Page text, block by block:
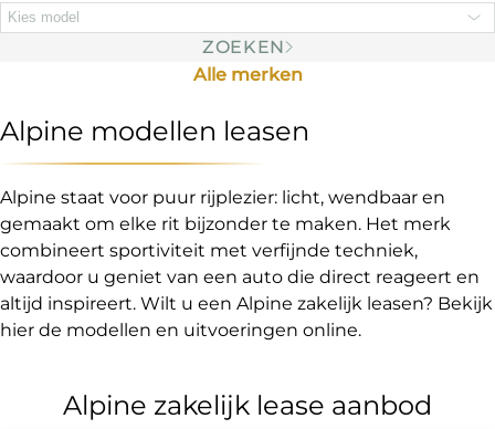
Kies model
ZOEKEN
Alle merken
Alpine modellen leasen
Alpine staat voor puur rijplezier: licht, wendbaar en
gemaakt om elke rit bijzonder te maken. Het merk
combineert sportiviteit met verfijnde techniek,
waardoor u geniet van een auto die direct reageert en
altijd inspireert. Wilt u een Alpine zakelijk leasen? Bekijk
hier de modellen en uitvoeringen online.
Alpine zakelijk lease aanbod